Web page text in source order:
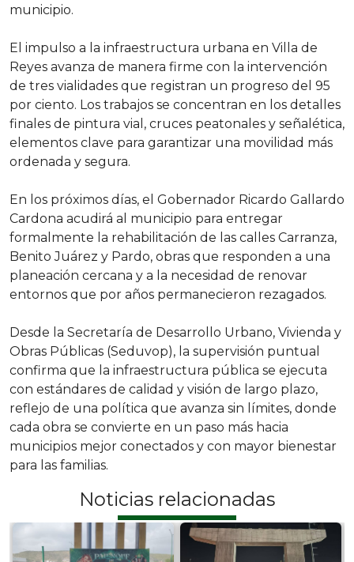
municipio.
El impulso a la infraestructura urbana en Villa de
Reyes avanza de manera firme con la intervención
de tres vialidades que registran un progreso del 95
por ciento. Los trabajos se concentran en los detalles
finales de pintura vial, cruces peatonales y señalética,
elementos clave para garantizar una movilidad más
ordenada y segura.
En los próximos días, el Gobernador Ricardo Gallardo
Cardona acudirá al municipio para entregar
formalmente la rehabilitación de las calles Carranza,
Benito Juárez y Pardo, obras que responden a una
planeación cercana y a la necesidad de renovar
entornos que por años permanecieron rezagados.
Desde la Secretaría de Desarrollo Urbano, Vivienda y
Obras Públicas (Seduvop), la supervisión puntual
confirma que la infraestructura pública se ejecuta
con estándares de calidad y visión de largo plazo,
reflejo de una política que avanza sin límites, donde
cada obra se convierte en un paso más hacia
municipios mejor conectados y con mayor bienestar
para las familias.
Noticias relacionadas